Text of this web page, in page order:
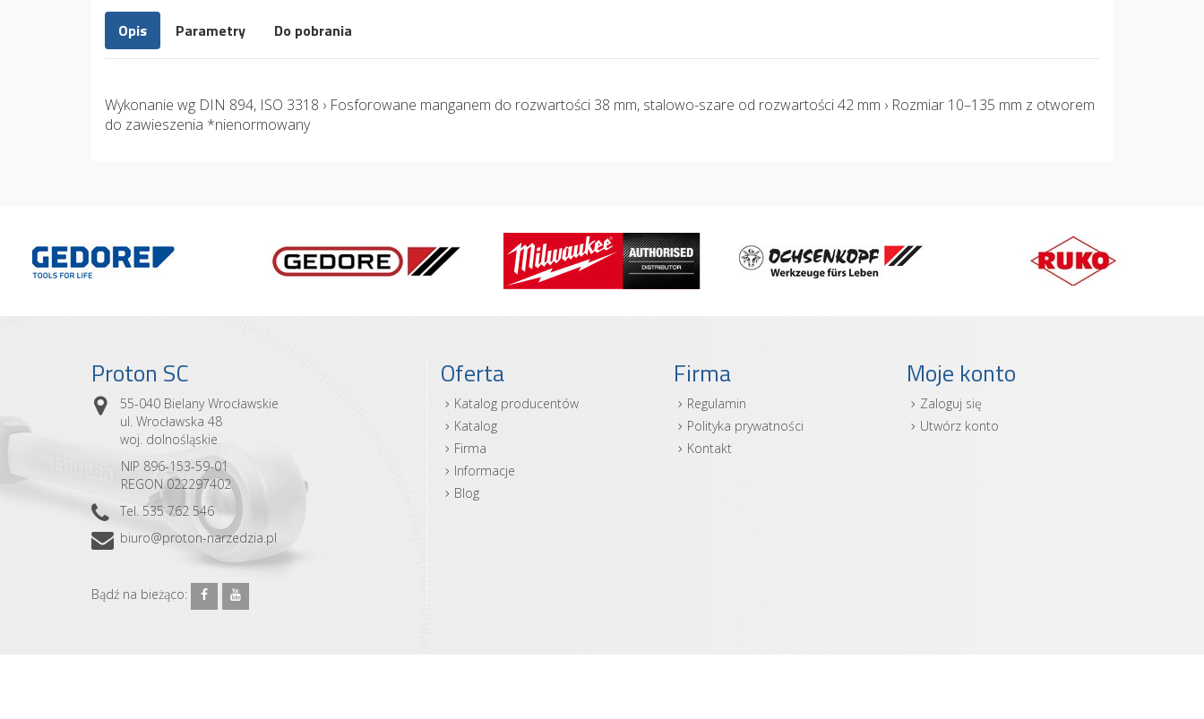
Opis Parametry Do pobrania
Wykonanie wg DIN 894, ISO 3318 › Fosforowane manganem do rozwartości 38 mm, stalowo-szare od rozwartości 42 mm › Rozmiar 10–135 mm z otworem
do zawieszenia *nienormowany
Proton SC
55-040 Bielany Wrocławskie
ul. Wrocławska 48
woj. dolnośląskie
NIP 896-153-59-01
REGON 022297402
Tel. 535 762 546
biuro@proton-narzedzia.pl
Bądź na bieżąco:
Oferta
Katalog producentów
Katalog
Firma
Informacje
Blog
Firma
Regulamin
Polityka prywatności
Kontakt
Moje konto
Zaloguj się
Utwórz konto